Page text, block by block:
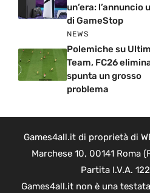
un’era: l’annuncio
di GameStop
NEWS
Polemiche su
Team, FC26
spunta un grosso
problema
Games4all.it di proprietà di
Marchese 10, 00141 Roma
Partita I.V.A.
Games4all.it non è una